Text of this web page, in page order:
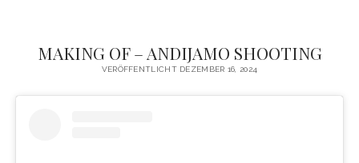
MAKING OF – ANDIJAMO SHOOTING
VERÖFFENTLICHT DEZEMBER 16, 2024